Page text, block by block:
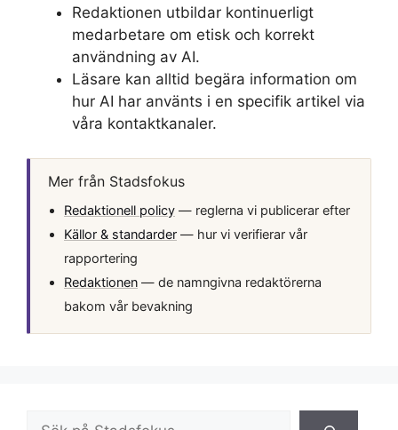
Redaktionen utbildar kontinuerligt
medarbetare om etisk och korrekt
användning av AI.
Läsare kan alltid begära information om
hur AI har använts i en specifik artikel via
våra kontaktkanaler.
Mer från Stadsfokus
Redaktionell policy — reglerna vi publicerar efter
Källor & standarder — hur vi verifierar vår
rapportering
Redaktionen — de namngivna redaktörerna
bakom vår bevakning
Sök